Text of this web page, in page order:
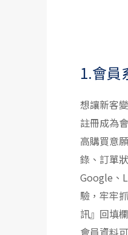
1.會員
想讓新客
註冊成為
高購買意
錄、訂單
Google、
驗，牢牢
訊』回填
會員資料